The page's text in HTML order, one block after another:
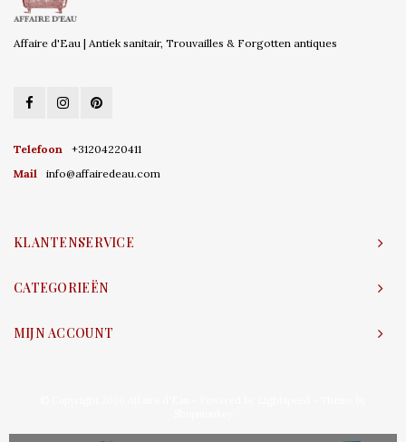
Affaire d'Eau | Antiek sanitair, Trouvailles & Forgotten antiques
Telefoon
+31204220411
Mail
info@affairedeau.com
KLANTENSERVICE
CATEGORIEËN
MIJN ACCOUNT